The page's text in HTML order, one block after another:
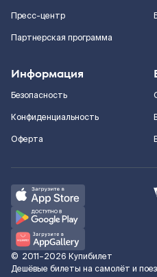
Пресс-центр
Партнерская программа
Информация
Безопасность
Конфиденциальность
Оферта
© 2011–2026 Купибилет
Дешёвые билеты на самолёт и